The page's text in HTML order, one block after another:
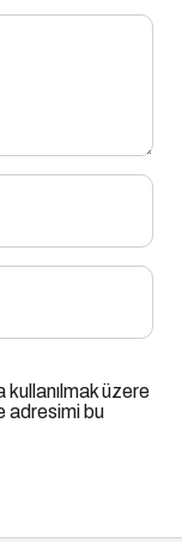
kullanılmak üzere
adresimi bu